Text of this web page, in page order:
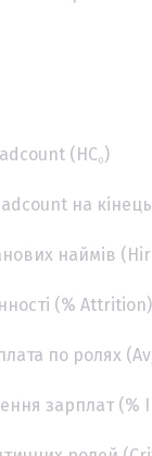
(HC₀)
на кінець
наймів
(% Attrition)
по ролях
зарплат (%